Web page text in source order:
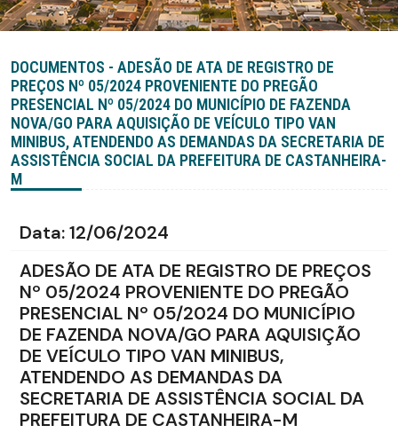
DOCUMENTOS - ADESÃO DE ATA DE REGISTRO DE
PREÇOS Nº 05/2024 PROVENIENTE DO PREGÃO
PRESENCIAL Nº 05/2024 DO MUNICÍPIO DE FAZENDA
NOVA/GO PARA AQUISIÇÃO DE VEÍCULO TIPO VAN
MINIBUS, ATENDENDO AS DEMANDAS DA SECRETARIA DE
ASSISTÊNCIA SOCIAL DA PREFEITURA DE CASTANHEIRA-
M
Data:12/06/2024
ADESÃO DE ATA DE REGISTRO DE PREÇOS
Nº 05/2024 PROVENIENTE DO PREGÃO
PRESENCIAL Nº 05/2024 DO MUNICÍPIO
DE FAZENDA NOVA/GO PARA AQUISIÇÃO
DE VEÍCULO TIPO VAN MINIBUS,
ATENDENDO AS DEMANDAS DA
SECRETARIA DE ASSISTÊNCIA SOCIAL DA
PREFEITURA DE CASTANHEIRA-M